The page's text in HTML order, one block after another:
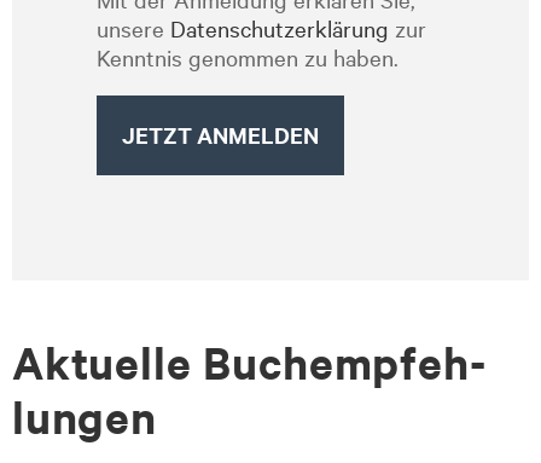
unsere Datenschutzerklärung zur
Kenntnis genommen zu haben.
Ak­tu­el­le Bu­ch­emp­feh­
lun­gen